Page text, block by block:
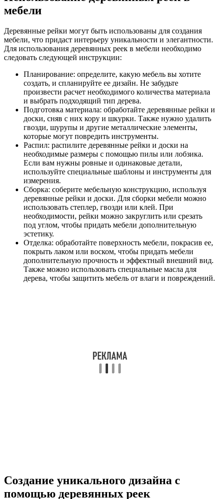
мебели
Деревянные рейки могут быть использованы для создания
мебели, что придаст интерьеру уникальности и элегантности.
Для использования деревянных реек в мебели необходимо
следовать следующей инструкции:
Планирование: определите, какую мебель вы хотите
создать, и спланируйте ее дизайн. Не забудьте
произвести расчет необходимого количества материала
и выбрать подходящий тип дерева.
Подготовка материала: обработайте деревянные рейки и
доски, сняв с них кору и шкурки. Также нужно удалить
гвозди, шурупы и другие металлические элементы,
которые могут повредить инструменты.
Распил: распилите деревянные рейки и доски на
необходимые размеры с помощью пилы или лобзика.
Если вам нужны ровные и одинаковые детали,
используйте специальные шаблоны и инструменты для
измерения.
Сборка: соберите мебельную конструкцию, используя
деревянные рейки и доски. Для сборки мебели можно
использовать степлер, гвозди или клей. При
необходимости, рейки можно закруглить или срезать
под углом, чтобы придать мебели дополнительную
эстетику.
Отделка: обработайте поверхность мебели, покрасив ее,
покрыть лаком или воском, чтобы придать мебели
дополнительную прочность и эффектный внешний вид.
Также можно использовать специальные масла для
дерева, чтобы защитить мебель от влаги и повреждений.
Создание уникального дизайна с
помощью деревянных реек